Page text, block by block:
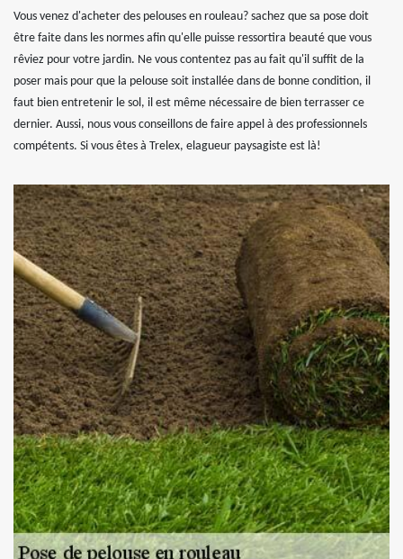
Vous venez d'acheter des pelouses en rouleau? sachez que sa pose doit
être faite dans les normes afin qu'elle puisse ressortira beauté que vous
rêviez pour votre jardin. Ne vous contentez pas au fait qu'il suffit de la
poser mais pour que la pelouse soit installée dans de bonne condition, il
faut bien entretenir le sol, il est même nécessaire de bien terrasser ce
dernier. Aussi, nous vous conseillons de faire appel à des professionnels
compétents. Si vous êtes à Trelex, elagueur paysagiste est là!